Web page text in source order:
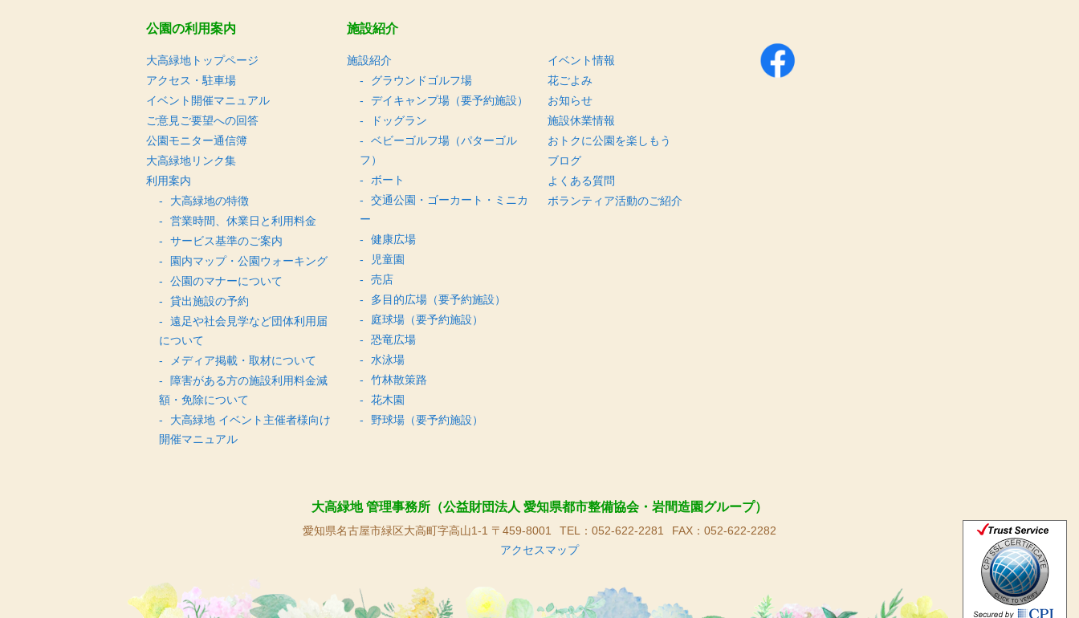
公園の利用案内
大高緑地トップページ
アクセス・駐車場
イベント開催マニュアル
ご意見ご要望への回答
公園モニター通信簿
大高緑地リンク集
利用案内
大高緑地の特徴
営業時間、休業日と利用料金
サービス基準のご案内
園内マップ・公園ウォーキング
公園のマナーについて
貸出施設の予約
遠足や社会見学など団体利用届
について
メディア掲載・取材について
障害がある方の施設利用料金減
額・免除について
大高緑地 イベント主催者様向け
開催マニュアル
施設紹介
施設紹介
グラウンドゴルフ場
デイキャンプ場（要予約施設）
ドッグラン
ベビーゴルフ場（パターゴル
フ）
ボート
交通公園・ゴーカート・ミニカ
ー
健康広場
児童園
売店
多目的広場（要予約施設）
庭球場（要予約施設）
恐竜広場
水泳場
竹林散策路
花木園
野球場（要予約施設）
イベント情報
花ごよみ
お知らせ
施設休業情報
おトクに公園を楽しもう
ブログ
よくある質問
ボランティア活動のご紹介
大高緑地 管理事務所（公益財団法人 愛知県都市整備協会・岩間造園グループ）
愛知県名古屋市緑区大高町字高山1-1 〒459-8001 TEL：052-622-2281
FAX：052-622-2282
アクセスマップ